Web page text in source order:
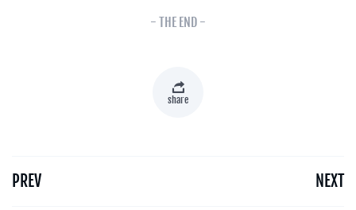
- THE END -
share
PREV NEXT